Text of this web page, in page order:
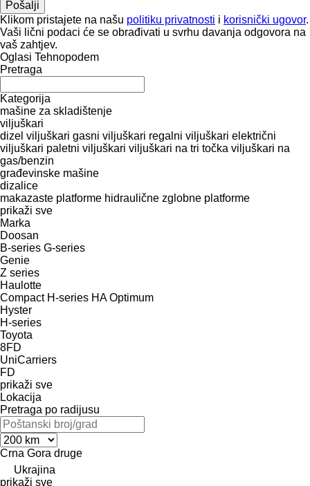
Klikom pristajete na našu politiku privatnosti i korisnički ugovor.
Vaši lični podaci će se obrađivati ​​u svrhu davanja odgovora na
vaš zahtjev.
Oglasi Tehnopodem
Pretraga
Kategorija
mašine za skladištenje
viljuškari
dizel viljuškari gasni viljuškari regalni viljuškari električni
viljuškari paletni viljuškari viljuškari na tri točka viljuškari na
gas/benzin
građevinske mašine
dizalice
makazaste platforme hidraulične zglobne platforme
prikaži sve
Marka
Doosan
B-series G-series
Genie
Z series
Haulotte
Compact H-series HA Optimum
Hyster
H-series
Toyota
8FD
UniCarriers
FD
prikaži sve
Lokacija
Pretraga po radijusu
Crna Gora druge
Ukrajina
prikaži sve